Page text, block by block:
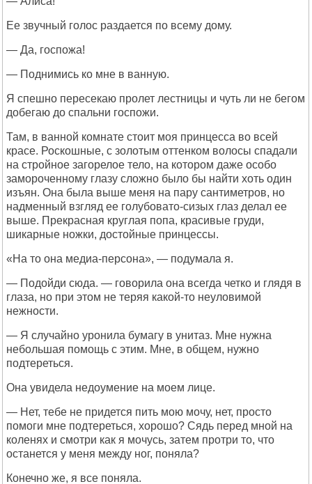
Ее звучный голос раздается по всему дому.
— Да, госпожа!
— Поднимись ко мне в ванную.
Я спешно пересекаю пролет лестницы и чуть ли не бегом
добегаю до спальни госпожи.
Там, в ванной комнате стоит моя принцесса во всей
красе. Роскошные, с золотым оттенком волосы спадали
на стройное загорелое тело, на котором даже особо
замороченному глазу сложно было бы найти хоть один
изъян. Она была выше меня на пару сантиметров, но
надменный взгляд ее голубовато-сизых глаз делал ее
выше. Прекрасная круглая попа, красивые груди,
шикарные ножки, достойные принцессы.
«На то она медиа-персона», — подумала я.
— Подойди сюда. — говорила она всегда четко и глядя в
глаза, но при этом не теряя какой-то неуловимой
нежности.
— Я случайно уронила бумагу в унитаз. Мне нужна
небольшая помощь с этим. Мне, в общем, нужно
подтереться.
Она увидела недоумение на моем лице.
— Нет, тебе не придется пить мою мочу, нет, просто
помоги мне подтереться, хорошо? Сядь перед мной на
коленях и смотри как я мочусь, затем протри то, что
останется у меня между ног, поняла?
Конечно же, я все поняла.